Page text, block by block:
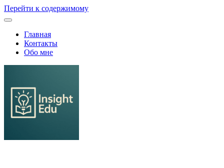
Перейти к содержимому
Главная
Контакты
Обо мне